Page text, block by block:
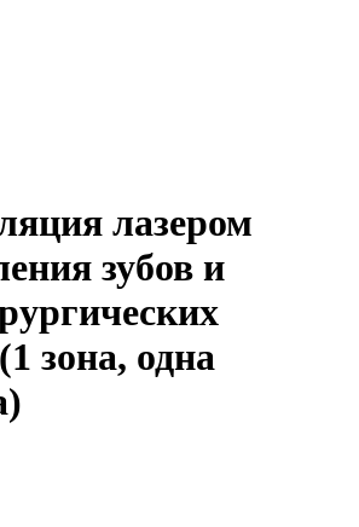
лазером
зубов и
зона, одна